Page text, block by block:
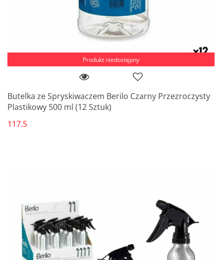
Produkt niedostępny
Butelka ze Spryskiwaczem Berilo Czarny Przezroczysty
Plastikowy 500 ml (12 Sztuk)
117.5